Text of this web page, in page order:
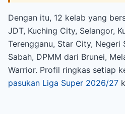
Dengan itu, 12 kelab yang
JDT, Kuching City, Selangor,
Terengganu, Star City, Negeri
Sabah, DPMM dari Brunei,
Warrior. Profil ringkas setiap
pasukan Liga Super 2026/27